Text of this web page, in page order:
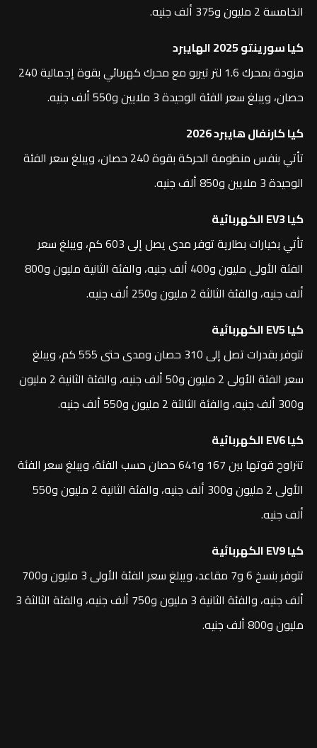
الخامسة 2 مليون و375 ألف جنيه.
كيا سورينتو 2025 الهايبرد
مزودة بمحرك 1.6 لتر تيربو مع محرك كهربائي بقوة إجمالية 240
حصان، ويبلغ سعر الفئة الوحيدة 3 ملايين و550 ألف جنيه.
كيا كارنفال هايبرد 2026
تأتي بنفس منظومة الحركة بقوة 240 حصان، ويبلغ سعر الفئة
الوحيدة 3 ملايين و850 ألف جنيه.
كيا EV3 الكهربائية
تأتي بخيارات بطارية توفر مدى يصل إلى 603 كم، ويبلغ سعر
الفئة الأولى مليون و400 ألف جنيه، والفئة الثانية مليون و800
ألف جنيه، والفئة الثالثة 2 مليون و250 ألف جنيه.
كيا EV5 الكهربائية
تتوفر بقدرات تصل إلى 310 حصان ومدى حتى 555 كم، ويبلغ
سعر الفئة الأولى 2 مليون و50 ألف جنيه، والفئة الثانية 2 مليون
و300 ألف جنيه، والفئة الثالثة 2 مليون و550 ألف جنيه.
كيا EV6 الكهربائية
تتراوح قوتها بين 167 و641 حصان حسب الفئة، ويبلغ سعر الفئة
الأولى 2 مليون و300 ألف جنيه، والفئة الثانية 2 مليون و550
ألف جنيه.
كيا EV9 الكهربائية
تتوفر بنسخ 6 و7 مقاعد، ويبلغ سعر الفئة الأولى 3 مليون و700
ألف جنيه، والفئة الثانية 3 مليون و750 ألف جنيه، والفئة الثالثة 3
مليون و800 ألف جنيه.